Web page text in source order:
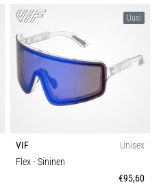
Uusi
VIF
Unisex
Flex- Sininen
€95,60